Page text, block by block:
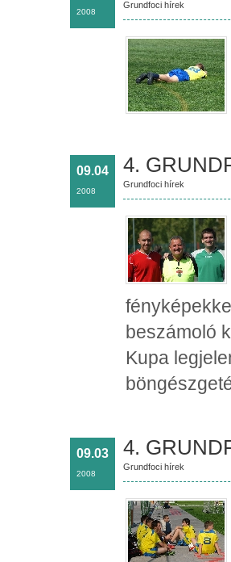
2008
Grundfoci hírek
09.04
2008
4.
Grundfoci hírek
beszámoló
Kupa
09.03
2008
4.
Grundfoci hírek